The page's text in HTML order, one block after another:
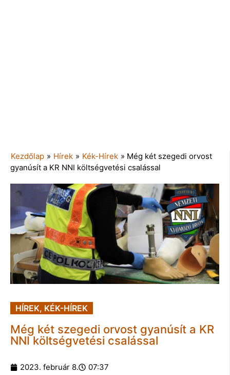
Kezdőlap » Hírek » Kék-Hírek » Még két szegedi orvost
gyanúsít a KR NNI költségvetési csalással
HÍREK, KÉK-HÍREK
Még két szegedi orvost gyanúsít a KR
NNI költségvetési csalással
2023. február 8. 07:37